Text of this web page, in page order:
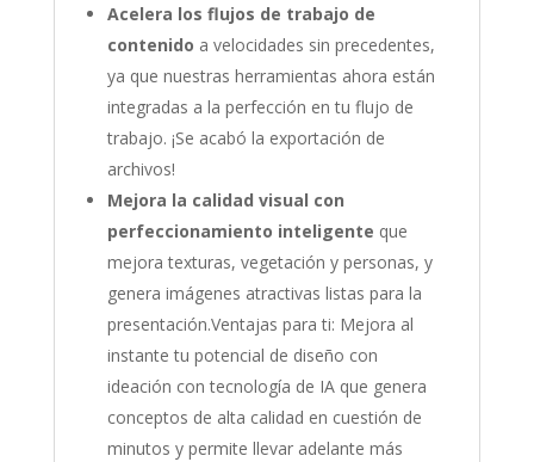
Acelera los flujos de trabajo de
contenido a velocidades sin precedentes,
ya que nuestras herramientas ahora están
integradas a la perfección en tu flujo de
trabajo. ¡Se acabó la exportación de
archivos!
Mejora la calidad visual con
perfeccionamiento inteligente que
mejora texturas, vegetación y personas, y
genera imágenes atractivas listas para la
presentación.Ventajas para ti: Mejora al
instante tu potencial de diseño con
ideación con tecnología de IA que genera
conceptos de alta calidad en cuestión de
minutos y permite llevar adelante más